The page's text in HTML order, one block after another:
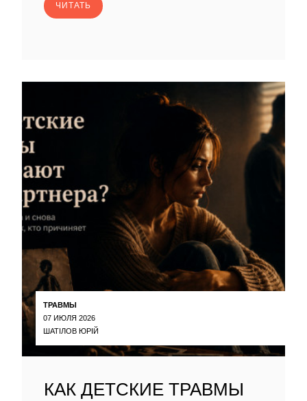
ЧИТАТЬ
ТРАВМЫ
07 ИЮЛЯ 2026
ШАТІЛОВ ЮРІЙ
КАК ДЕТСКИЕ ТРАВМЫ